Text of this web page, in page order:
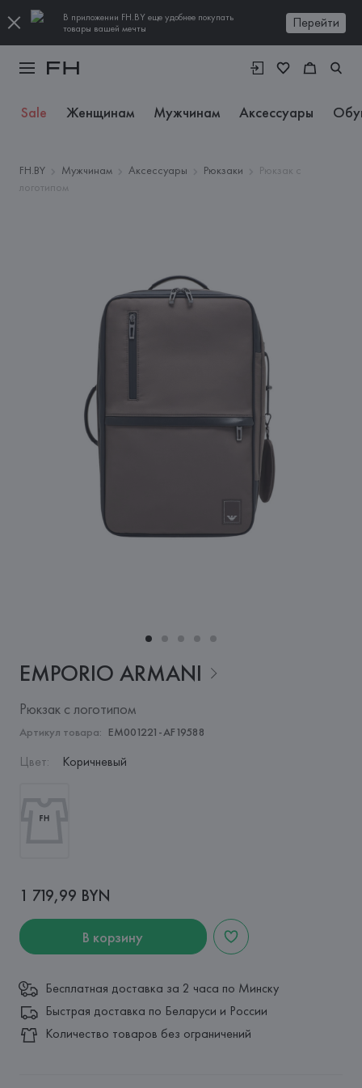
В приложении FH.BY еще удобнее покупать
товары вашей мечты
Перейти
Sale Женщинам Мужчинам Аксессуары
FH.BY Мужчинам Аксессуары Рюкзаки
Рюкзак с
логотипом
EMPORIO ARMANI
Рюкзак с логотипом
Артикул товара: EM001221-AF19588
Цвет: Коричневый
1 719,99 BYN
В корзину
Бесплатная доставка за 2 часа по Минску
Быстрая доставка по Беларуси и России
Количество товаров без ограничений